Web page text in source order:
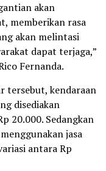
akan
memberikan rasa
akan melintasi
dapat terjaga,”
Fernanda.
tersebut, kendaraan
disediakan
20.000. Sedangkan
jasa
antara Rp